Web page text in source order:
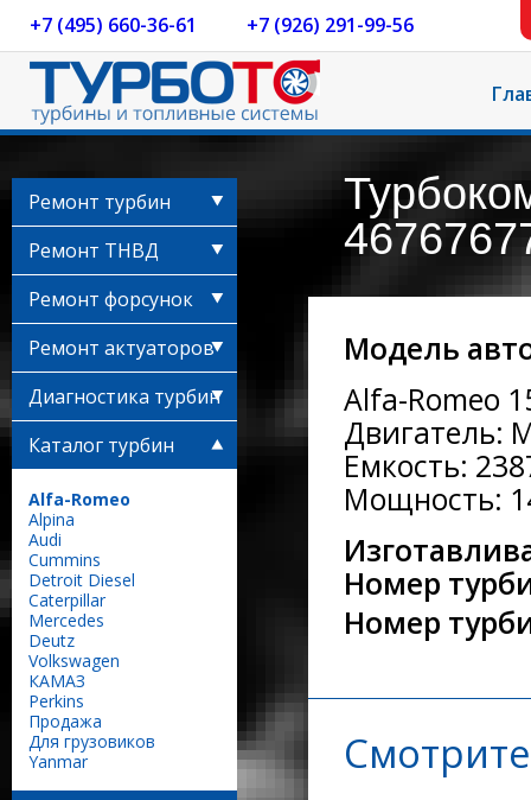
+7 (495) 660-36-61 +7 (926) 291-99-56
Модель
Alfa-Romeo
Двигатель:
Емкость:
Мощность:
Номер
Номер
Ремонт турбин
Ремонт ТНВД
Ремонт форсунок
Ремонт актуаторов
Диагностика турбин
Каталог турбин
Alfa-Romeo
Alpina
Audi
Сummins
Detroit Diesel
Caterpillar
Mercedes
Deutz
Volkswagen
КАМАЗ
Perkins
Продажа
Для грузовиков
Yanmar